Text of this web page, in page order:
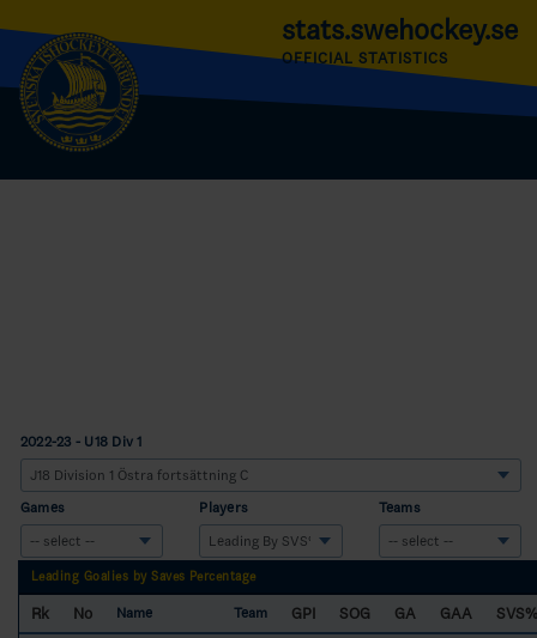
stats.swehockey.se
OFFICIAL STATISTICS
2022-23 - U18 Div 1
Games Players Teams
Leading Goalies by Saves Percentage
Rk No Name Team GPI SOG GA GAA
SVS%